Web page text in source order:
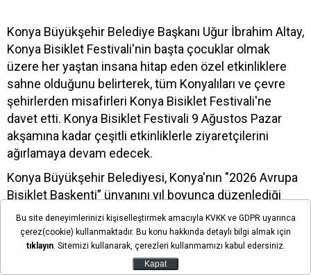
Konya Büyükşehir Belediye Başkanı Uğur İbrahim Altay,
Konya Bisiklet Festivali'nin başta çocuklar olmak
üzere her yaştan insana hitap eden özel etkinliklere
sahne olduğunu belirterek, tüm Konyalıları ve çevre
şehirlerden misafirleri Konya Bisiklet Festivali'ne
davet etti. Konya Bisiklet Festivali 9 Ağustos Pazar
akşamına kadar çeşitli etkinliklerle ziyaretçilerini
ağırlamaya devam edecek.
Konya Büyükşehir Belediyesi, Konya'nın "2026 Avrupa
Bisiklet Başkenti” ünvanını yıl boyunca düzenlediği
etkinliklerle taçlandırmaya devam ediyor.
Bu kapsamda Büyükşehir Belediyesi tarafından
Kalehan Ecdat Bahçesi'nde düzenlenen Konya Bisiklet
Festivali büyük bir coşkuyla başladı. Festivalin ilk
Bu site deneyimlerinizi kişiselleştirmek amacıyla KVKK ve GDPR uyarınca
çerez(cookie) kullanmaktadır. Bu konu hakkında detaylı bilgi almak için
tıklayın. Sitemizi kullanarak, çerezleri kullanmamızı kabul edersiniz.
Kapat